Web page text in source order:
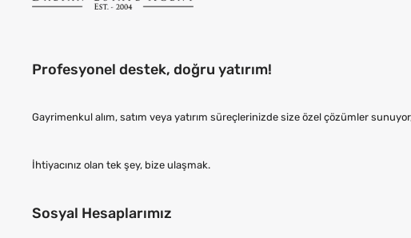
Profesyonel destek, doğru yatırım!
Gayrimenkul alım, satım veya yatırım süreçlerinizde size özel çözümler
İhtiyacınız olan tek şey, bize ulaşmak.
Sosyal Hesaplarımız